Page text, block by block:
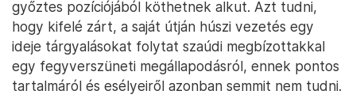
hatalmak játszmájának minősítették a
kormányváltást, mégis tettek gesztusokat –
mármint azon kívül, hogy nagyjából betartják a
tűzszünetet. Így példáulírásban tettek fogadalmat
az ENSZ-nek, hogy többé nem soroznak be